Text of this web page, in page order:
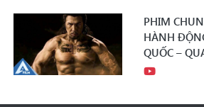
PHIM
HÀNH
QUỐC –